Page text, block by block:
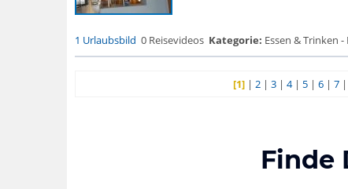
1 Urlaubsbild 0 Reisevideos Kategorie: Essen & Trinken
[1] |2 |3 |4| 5 |6 |7
Finde